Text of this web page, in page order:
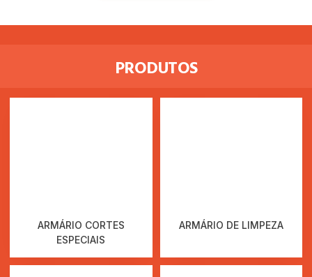
PRODUTOS
ARMÁRIO CORTES
ESPECIAIS
ARMÁRIO DE LIMPEZA